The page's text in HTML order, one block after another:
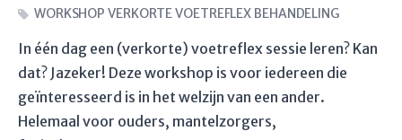
WORKSHOP VERKORTE VOETREFLEX BEHANDELING
In één dag een (verkorte) voetreflex sessie leren? Kan
dat? Jazeker! Deze workshop is voor iedereen die
geïnteresseerd is in het welzijn van een ander.
Helemaal voor ouders, mantelzorgers,